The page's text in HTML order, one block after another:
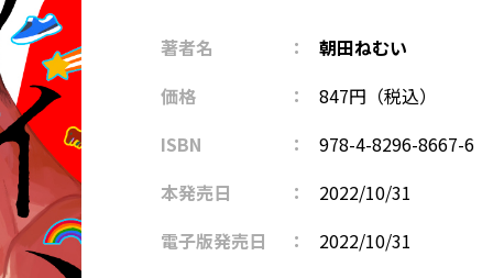
著者名
朝田ねむい
価格
847円（税込）
ISBN
978-4-8296-8667-6
本発売日
2022/10/31
電子版発売日
2022/10/31